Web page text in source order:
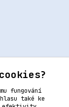
fungování
také ke